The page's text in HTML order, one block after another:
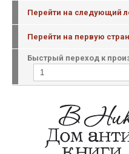
Перейти на следующий
Перейти на первую
Быстрый переход к